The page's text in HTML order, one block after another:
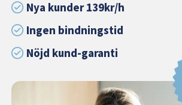
Nya kunder 139kr/h
Ingen bindningstid
Nöjd kund-garanti